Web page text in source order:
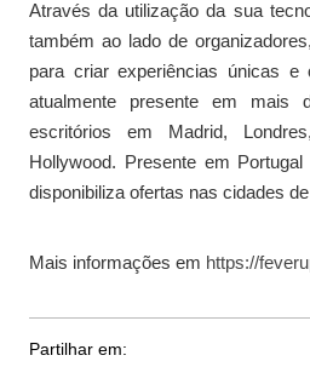
Através da utilização da sua
também ao lado de
para criar experiências únicas e
atualmente presente em mais
escritórios em Madrid,
Hollywood. Presente em
disponibiliza ofertas nas cidades
Mais informações em https://
Partilhar em: